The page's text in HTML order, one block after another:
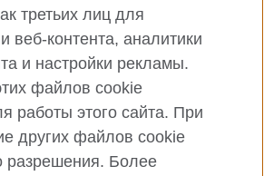
Twitter
YouTube
третьих лиц для
веб-контента, аналитики
и настройки рекламы.
файлов cookie
работы этого сайта. При
других файлов cookie
разрешения. Более